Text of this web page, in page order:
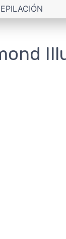
EPILACIÓN